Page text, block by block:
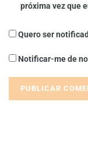
próxima vez que
Quero ser
Notificar-me de